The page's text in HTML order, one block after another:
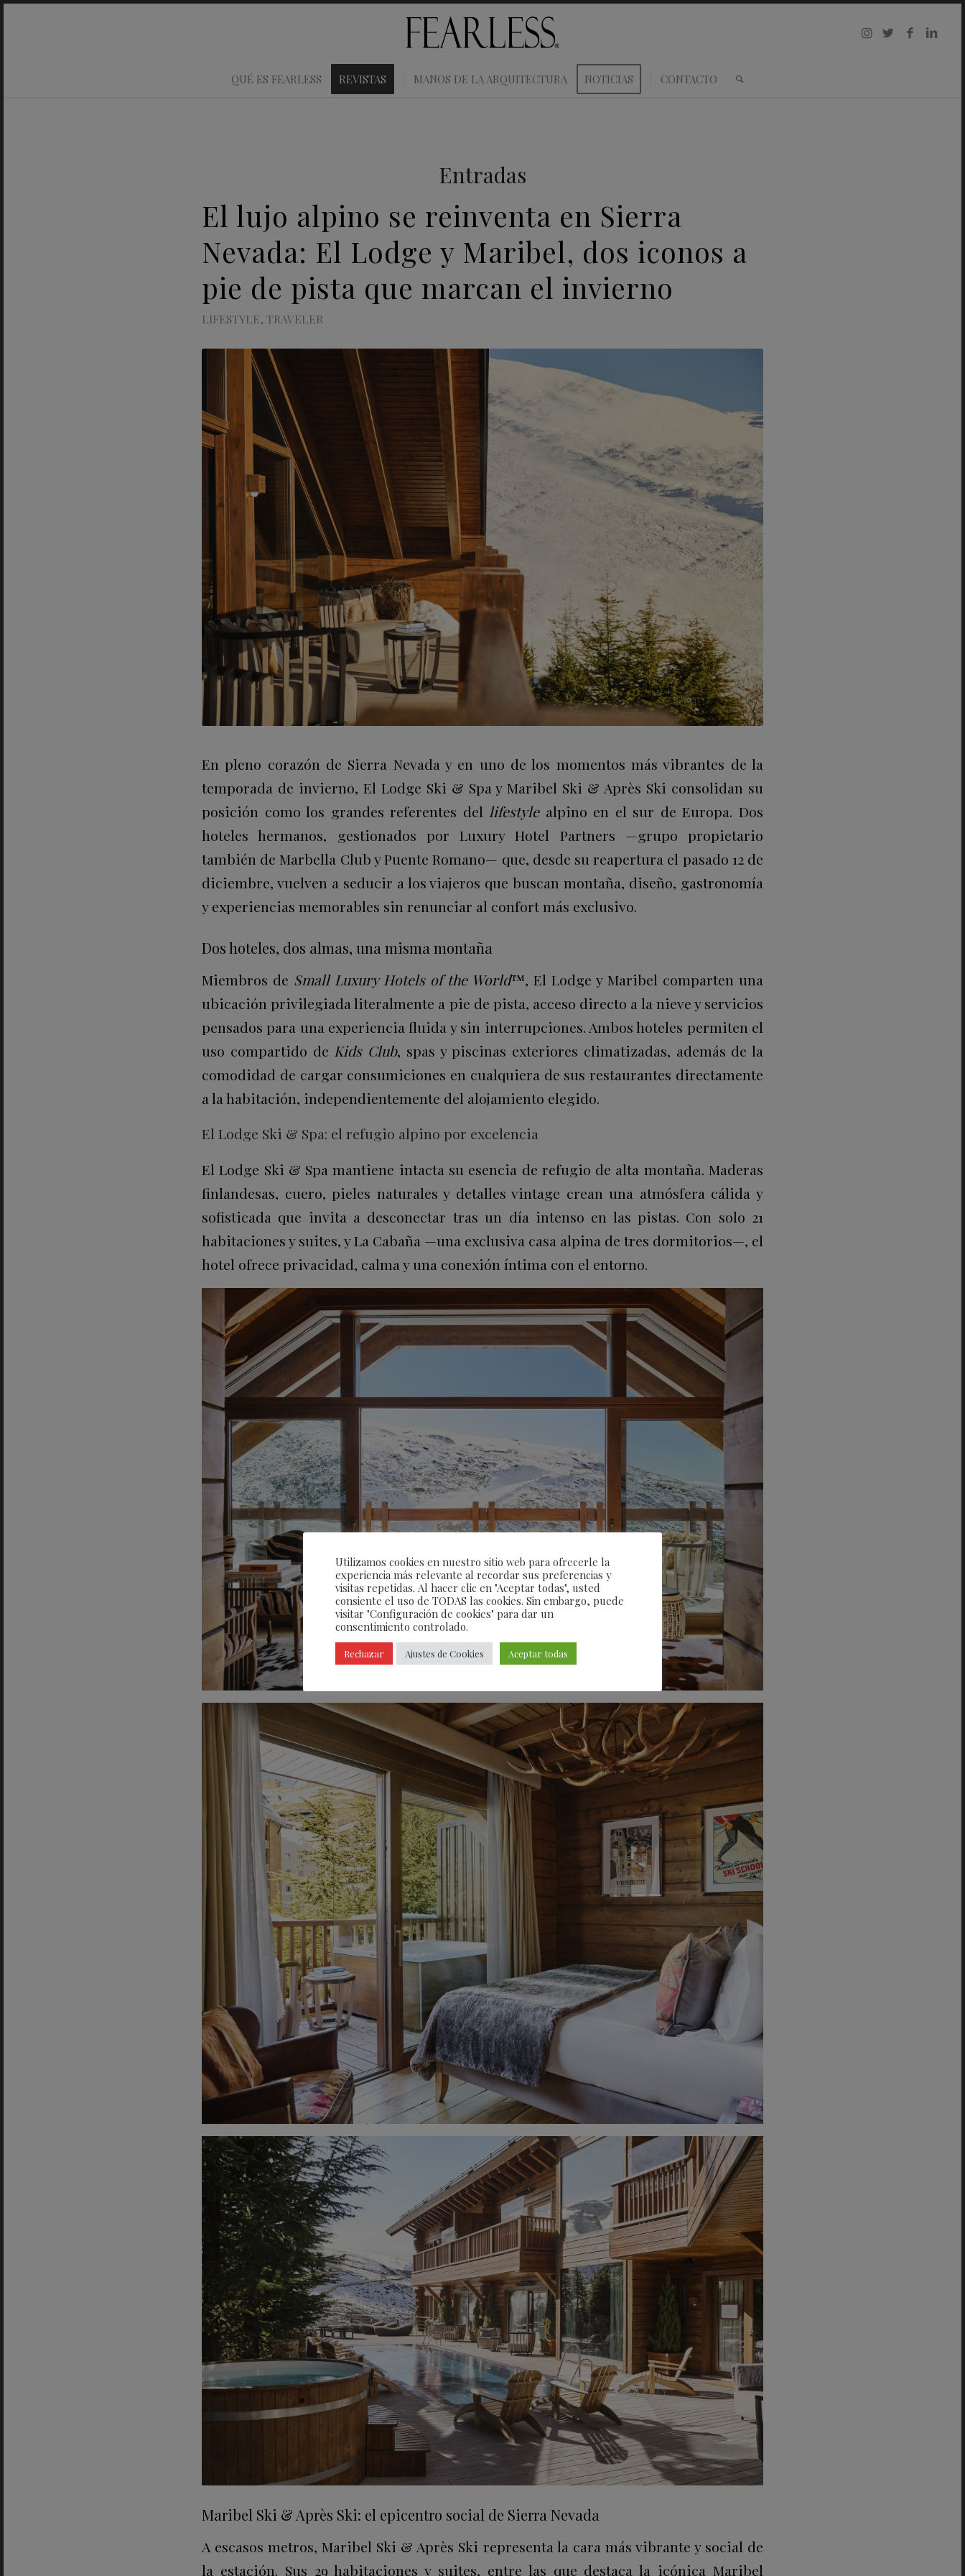
QUÉ ES FEARLESS REVISTAS MANOS DE LA ARQUITECTURA NOTICIAS CONTACTO
Entradas
El lujo alpino se reinventa en Sierra
Nevada: El Lodge y Maribel, dos iconos a
pie de pista que marcan el invierno
LIFESTYLE, TRAVELER
En pleno corazón de Sierra Nevada y en uno de los momentos más vibrantes de la
temporada de invierno, El Lodge Ski & Spa y Maribel Ski & Après Ski consolidan su
posición como los grandes referentes del lifestylealpino en el sur de Europa. Dos
hoteles hermanos, gestionados por Luxury Hotel Partners —grupo propietario
también de Marbella Club y Puente Romano— que, desde su reapertura el pasado 12 de
diciembre, vuelven a seducir a los viajeros que buscan montaña, diseño, gastronomía
y experiencias memorables sin renunciar al confort más exclusivo.
Dos hoteles, dos almas, una misma montaña
Miembros de Small Luxury Hotels of the World™, El Lodge y Maribel comparten una
ubicación privilegiada literalmente a pie de pista, acceso directo a la nieve y servicios
pensados para una experiencia fluida y sin interrupciones. Ambos hoteles permiten el
uso compartido de Kids Club, spas y piscinas exteriores climatizadas, además de la
comodidad de cargar consumiciones en cualquiera de sus restaurantes directamente
a la habitación, independientemente del alojamiento elegido.
El Lodge Ski & Spa: el refugio alpino por excelencia
El Lodge Ski & Spa mantiene intacta su esencia de refugio de alta montaña. Maderas
finlandesas, cuero, pieles naturales y detalles vintage crean una atmósfera cálida y
sofisticada que invita a desconectar tras un día intenso en las pistas. Con solo 21
habitaciones y suites, y La Cabaña —una exclusiva casa alpina de tres dormitorios—, el
hotel ofrece privacidad, calma y una conexión íntima con el entorno.
Maribel Ski & Après Ski: el epicentro social de Sierra Nevada
A escasos metros, Maribel Ski & Après Ski representa la cara más vibrante y social de
la estación. Sus 29 habitaciones y suites, entre las que destaca la icónica Maribel
Utilizamos cookies en nuestro sitio web para ofrecerle la
experiencia más relevante al recordar sus preferencias y
visitas repetidas. Al hacer clic en "Aceptar todas", usted
consiente el uso de TODAS las cookies. Sin embargo, puede
visitar "Configuración de cookies" para dar un
consentimiento controlado.
Rechazar Ajustes de Cookies Aceptar todas